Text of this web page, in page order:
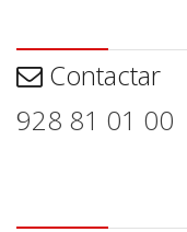
Contactar
928 81 01 00